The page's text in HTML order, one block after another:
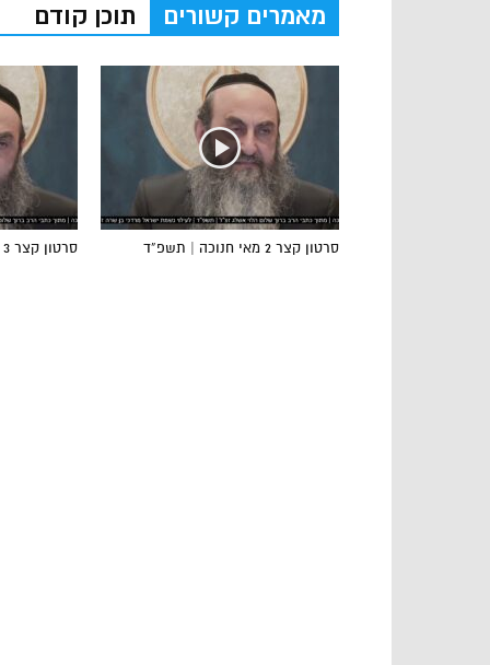
מאמרים קשורים תוכן קודם
סרטון קצר 3 מאי חנוכה | תשפ”ד סרטון קצר 2 מאי חנוכה | תשפ”ד